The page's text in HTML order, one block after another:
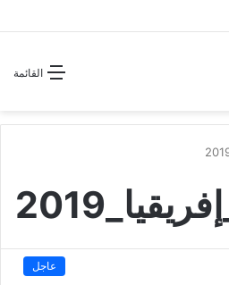
القائمة
عاجل